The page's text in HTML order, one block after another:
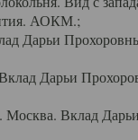
АОКМ.;
Дарьи
Дарьи
Вклад